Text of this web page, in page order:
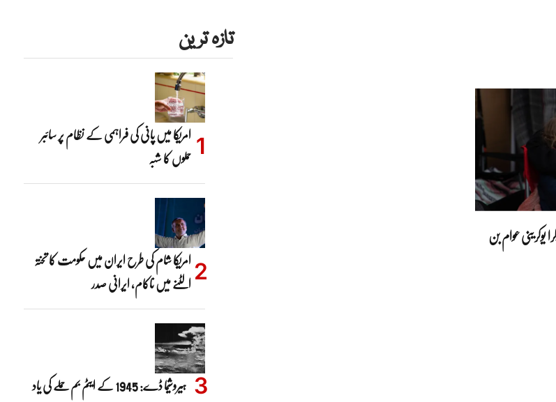
یوکرینی عوام بن
تازہ ترین
امریکا میں پانی کی فراہمی کے نظام پر سائبر
حملوں کا شبہ
امریکا شام کی طرح ایران میں حکومت کا تختہ
الٹنے میں ناکام، ایرانی صدر
ہیروشیما ڈے: 1945 کے ایٹم بم حملے کی یاد